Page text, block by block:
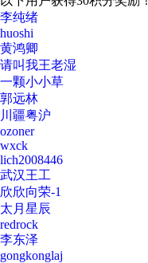
李纯绪
huoshi
黄鸿卿
请叫我王老湿
一颗小小草
郭远林
川疆粤沪
ozoner
wxck
lich2008446
武汉王工
欣欣向荣-1
太月星辰
redrock
李东泽
gongkonglaj